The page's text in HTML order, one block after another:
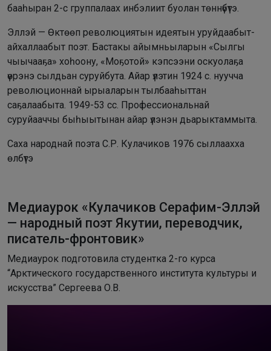
бааһыран 2-с группалаах инбэлиит буолан төннүбүтэ.
Эллэй — Өктөөп революциятын идеятын уруйдаабыт-
айхаллаабыт поэт. Бастакы айымньыларын «Сылгы
чыычааҕа» хоһоону, «Моҕотой» кэпсээни оскуолаҕа
үөрэнэ сылдьан суруйбута. Айар үлэтин 1924 с. нуучча
революционнай ырыаларын тылбааһыттан
саҕалаабыта. 1949-53 сс. Профессиональнай
суруйааччы быһыытынан айар үлэнэн дьарыктаммыта.
Саха народнай поэта С.Р. Кулачиков 1976 сыллаахха
өлбүтэ
Медиаурок «Кулачиков Серафим-Эллэй
— народный поэт Якутии, переводчик,
писатель-фронтовик»
Медиаурок подготовила студентка 2-го курса
“Арктического государственного института культуры и
искусства” Сергеева О.В.